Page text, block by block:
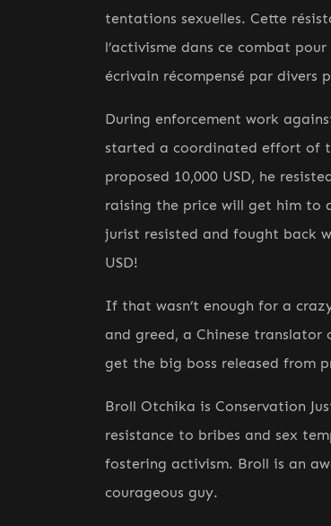
tentations sexuelles. Cette
l’activisme dans ce combat
écrivain récompensé par divers
During enforcement work
started a coordinated effort of
proposed 10,000 USD, he
raising the price will get him to
jurist resisted and fought back
USD!
If that wasn’t enough for a
and greed, a Chinese
get the big boss released from
Broll Otchika is Conservation
resistance to bribes and sex
fostering activism. Broll is an
courageous guy.